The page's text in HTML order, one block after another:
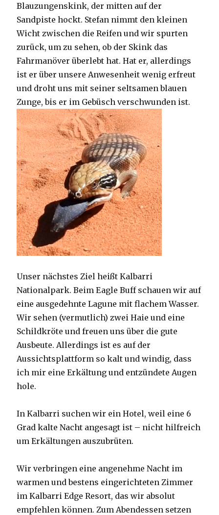
Blauzungenskink, der mitten auf der
Sandpiste hockt. Stefan nimmt den kleinen
Wicht zwischen die Reifen und wir spurten
zurück, um zu sehen, ob der Skink das
Fahrmanöver überlebt hat. Hat er, allerdings
ist er über unsere Anwesenheit wenig erfreut
und droht uns mit seiner seltsamen blauen
Zunge, bis er im Gebüsch verschwunden ist.
Unser nächstes Ziel heißt Kalbarri
Nationalpark. Beim Eagle Buff schauen wir auf
eine ausgedehnte Lagune mit flachem Wasser.
Wir sehen (vermutlich) zwei Haie und eine
Schildkröte und freuen uns über die gute
Ausbeute. Allerdings ist es auf der
Aussichtsplattform so kalt und windig, dass
ich mir eine Erkältung und entzündete Augen
hole.
In Kalbarri suchen wir ein Hotel, weil eine 6
Grad kalte Nacht angesagt ist – nicht hilfreich
um Erkältungen auszubrüten.
Wir verbringen eine angenehme Nacht im
warmen und bestens eingerichteten Zimmer
im Kalbarri Edge Resort, das wir absolut
empfehlen können. Zum Abendessen setzen